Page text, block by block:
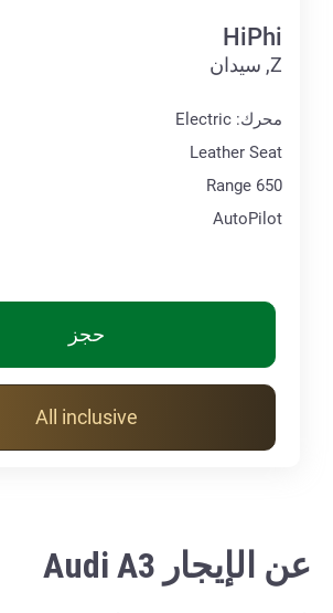
HiPhi
Z, سيدان
محرك: Electric
Leather Seat
Range 650
AutoPilot
حجز
All inclusive
عن الإيجار Audi A3